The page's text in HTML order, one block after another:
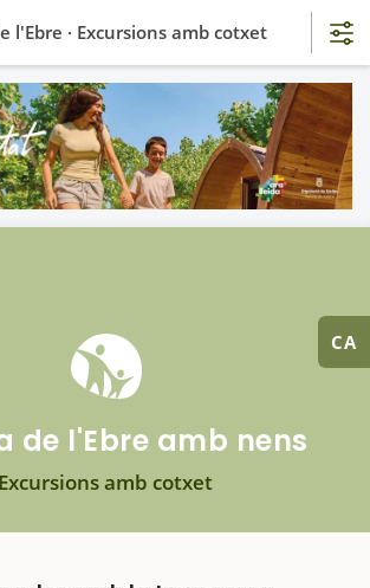
CA
de l'Ebre amb nens
Excursions amb cotxet
l'Ebre · Excursions amb cotxet